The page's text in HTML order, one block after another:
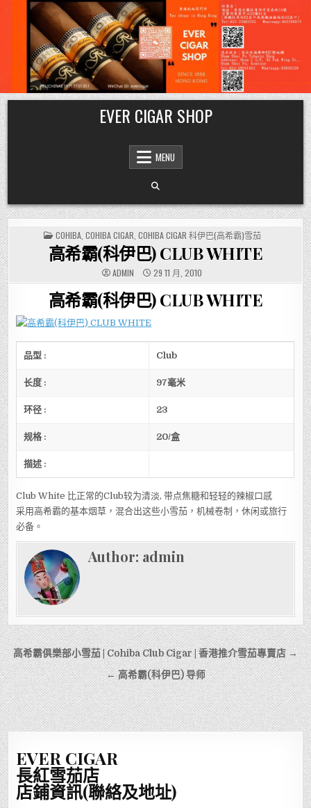
Skip
to
content
EVER CIGAR SHOP
MENU
POSTED
IN
COHIBA, COHIBA CIGAR COHIBA CIGAR 科伊巴(高希霸)雪茄
高希霸(科伊巴) CLUB WHITE
ADMIN 29 11 月, 2010
高希霸(科伊巴) CLUB WHITE
品型 : Club
长度 : 97毫米
环径 : 23
规格 : 20/盒
描述 :
Club White 比正常的Club较为清淡, 带点焦糖和轻轻的辣椒口感
采用高希霸的基本烟草，混合出这些小雪茄，机械卷制，休闲或旅行
必备。
Author: admin
文
章
導
覽
高希霸俱樂部小雪茄 | Cohiba Club Cigar | 香港推介雪茄專賣店 →
← 高希霸(科伊巴) 导师
EVER CIGAR
長紅雪茄店
店鋪資訊(聯絡及地址)